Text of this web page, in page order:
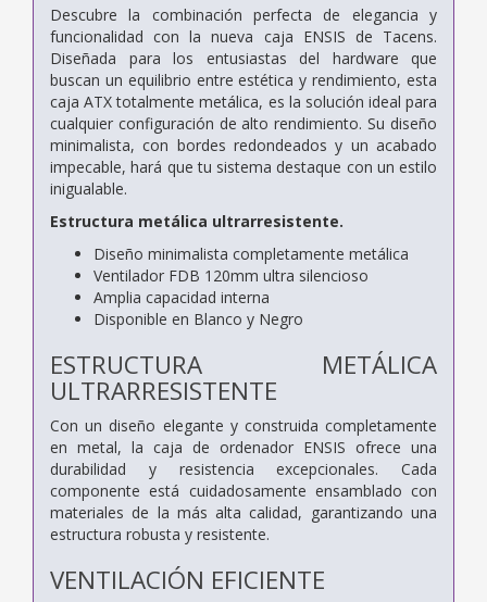
Descubre la combinación perfecta de elegancia y
funcionalidad con la nueva caja ENSIS de Tacens.
Diseñada para los entusiastas del hardware que
buscan un equilibrio entre estética y rendimiento, esta
caja ATX totalmente metálica, es la solución ideal para
cualquier configuración de alto rendimiento. Su diseño
minimalista, con bordes redondeados y un acabado
impecable, hará que tu sistema destaque con un estilo
inigualable.
Estructura metálica ultrarresistente.
Diseño minimalista completamente metálica
Ventilador FDB 120mm ultra silencioso
Amplia capacidad interna
Disponible en Blanco y Negro
ESTRUCTURA METÁLICA
ULTRARRESISTENTE
Con un diseño elegante y construida completamente
en metal, la caja de ordenador ENSIS ofrece una
durabilidad y resistencia excepcionales. Cada
componente está cuidadosamente ensamblado con
materiales de la más alta calidad, garantizando una
estructura robusta y resistente.
VENTILACIÓN EFICIENTE